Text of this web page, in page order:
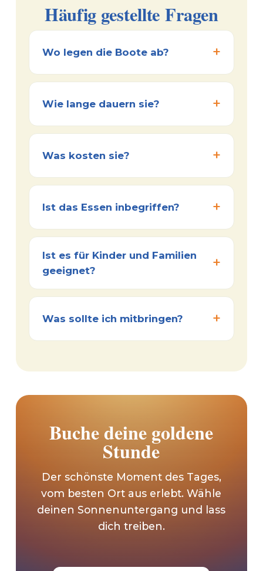
Häufig gestellte Fragen
Wo legen die Boote ab?
Wie lange dauern sie?
Was kosten sie?
Ist das Essen inbegriffen?
Ist es für Kinder und Familien
geeignet?
Was sollte ich mitbringen?
Buche deine goldene
Stunde
Der schönste Moment des Tages,
vom besten Ort aus erlebt. Wähle
deinen Sonnenuntergang und lass
dich treiben.